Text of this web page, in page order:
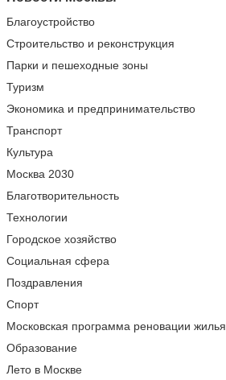
Благоустройство
Строительство и реконструкция
Парки и пешеходные зоны
Туризм
Экономика и предпринимательство
Транспорт
Культура
Москва 2030
Благотворительность
Технологии
Городское хозяйство
Социальная сфера
Поздравления
Спорт
Московская программа реновации жилья
Образование
Лето в Москве